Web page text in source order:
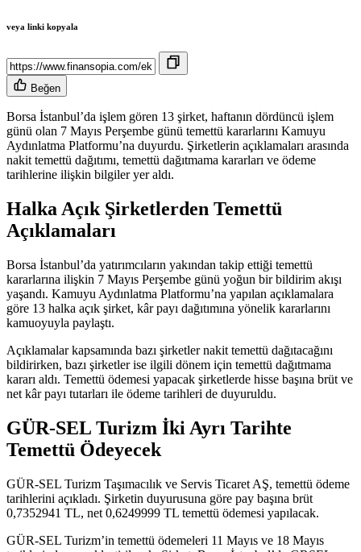
veya linki kopyala
Beğen
Borsa İstanbul’da işlem gören 13 şirket, haftanın dördüncü işlem
günü olan 7 Mayıs Perşembe günü temettü kararlarını Kamuyu
Aydınlatma Platformu’na duyurdu. Şirketlerin açıklamaları arasında
nakit temettü dağıtımı, temettü dağıtmama kararları ve ödeme
tarihlerine ilişkin bilgiler yer aldı.
Halka Açık Şirketlerden Temettü
Açıklamaları
Borsa İstanbul’da yatırımcıların yakından takip ettiği temettü
kararlarına ilişkin 7 Mayıs Perşembe günü yoğun bir bildirim akışı
yaşandı. Kamuyu Aydınlatma Platformu’na yapılan açıklamalara
göre 13 halka açık şirket, kâr payı dağıtımına yönelik kararlarını
kamuoyuyla paylaştı.
Açıklamalar kapsamında bazı şirketler nakit temettü dağıtacağını
bildirirken, bazı şirketler ise ilgili dönem için temettü dağıtmama
kararı aldı. Temettü ödemesi yapacak şirketlerde hisse başına brüt ve
net kâr payı tutarları ile ödeme tarihleri de duyuruldu.
GÜR-SEL Turizm İki Ayrı Tarihte
Temettü Ödeyecek
GÜR-SEL Turizm Taşımacılık ve Servis Ticaret AŞ, temettü ödeme
tarihlerini açıkladı. Şirketin duyurusuna göre pay başına brüt
0,7352941 TL, net 0,6249999 TL temettü ödemesi yapılacak.
GÜR-SEL Turizm’in temettü ödemeleri 11 Mayıs ve 18 Mayıs